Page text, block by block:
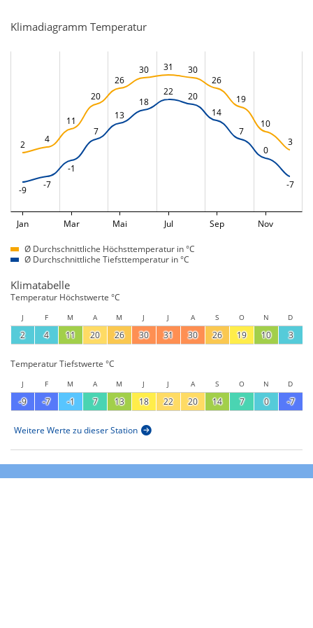
Klimadiagramm Temperatur
2 4
11
20
26
30 31
30
26
19
10
3
-9 -7
-1
7
13
18
22
20
14
7
0
-7
Jan Mar Mai Jul Sep Nov
Ø Durchschnittliche Höchsttemperatur in °C
Ø Durchschnittliche Tiefsttemperatur in °C
Klimatabelle
Temperatur Höchstwerte °C
J F M A M J J A S O N D
2 4 11 20 26 30 31 30 26 19 10 3
Temperatur Tiefstwerte °C
J F M A M J J A S O N D
-9 -7 -1 7 13 18 22 20 14 7 0 -7
Weitere Werte zu dieser Station